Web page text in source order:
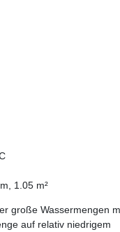
1.05 m²
große Wassermengen
auf relativ niedrigem